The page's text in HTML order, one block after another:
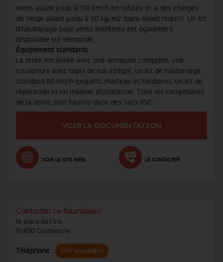
vents allant jusqu’à 130 km/h en rafales et à des charges
de neige allant jusqu’à 50 kg/m2 (pare-soleil requis). Un kit
d’haubanage pour vents extrêmes est également
disponible sur demande.
Équipement standards
La tente est livrée avec une armature complète, une
couverture avec tapis de sol intégré, un kit de haubanage
standard 80 km/h (piquets, marteau et haubans), un kit de
réparation et un manuel d’utilisation. Tous les composants
de la tente sont fournis dans des sacs PVC.
VOIR LA DOCUMENTATION
VOIR LE SITE WEB LE CONTACTER
Contacter ce fournisseur
16 place de l'Iris
92400 Courbevoie
Téléphone : Voir le numéro